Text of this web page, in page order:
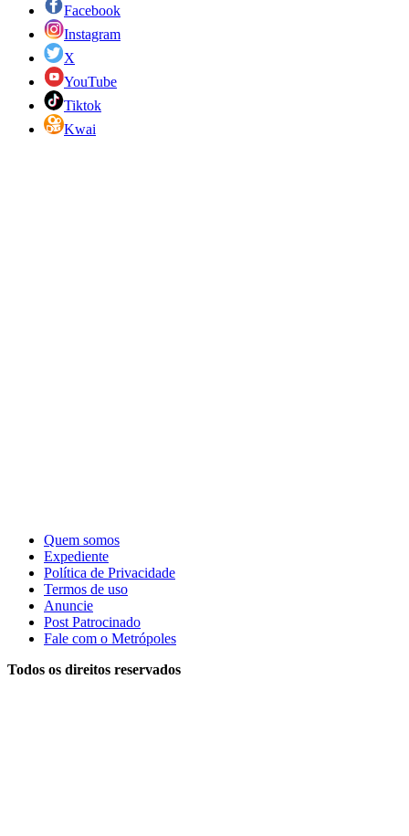
Facebook
Instagram
X
YouTube
Tiktok
Kwai
Quem somos
Expediente
Política de Privacidade
Termos de uso
Anuncie
Post Patrocinado
Fale com o Metrópoles
Todos os direitos reservados